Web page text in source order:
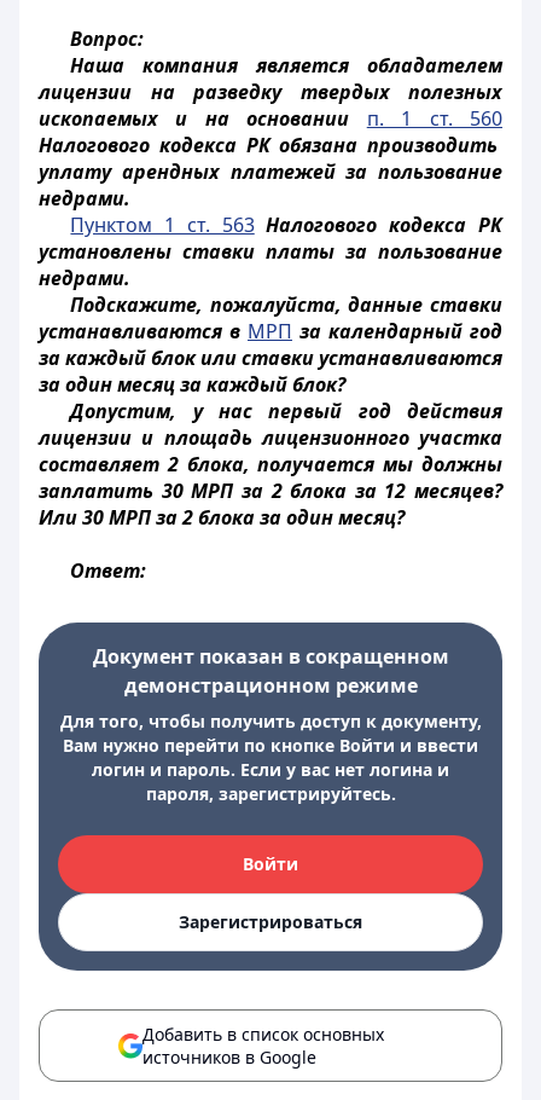
Вопрос:
Наша компания является обладателем
лицензии на разведку твердых полезных
ископаемых и на основании п. 1 ст. 560
Налогового кодекса РК обязана производить
уплату арендных платежей за пользование
недрами.
Пунктом 1 ст. 563Налогового кодекса РК
установлены ставки платы за пользование
недрами.
Подскажите, пожалуйста, данные ставки
устанавливаются в МРП за календарный год
за каждый блок или ставки устанавливаются
за один месяц за каждый блок?
Допустим, у нас первый год действия
лицензии и площадь лицензионного участка
составляет 2 блока, получается мы должны
заплатить 30 МРП за 2 блока за 12 месяцев?
Или 30 МРП за 2 блока за один месяц?
Ответ:
Документ показан в сокращенном
демонстрационном режиме
Для того, чтобы получить доступ к документу,
Вам нужно перейти по кнопке Войти и ввести
логин и пароль. Если у вас нет логина и
пароля, зарегистрируйтесь.
Войти
Зарегистрироваться
Добавить в список основных
источников в Google